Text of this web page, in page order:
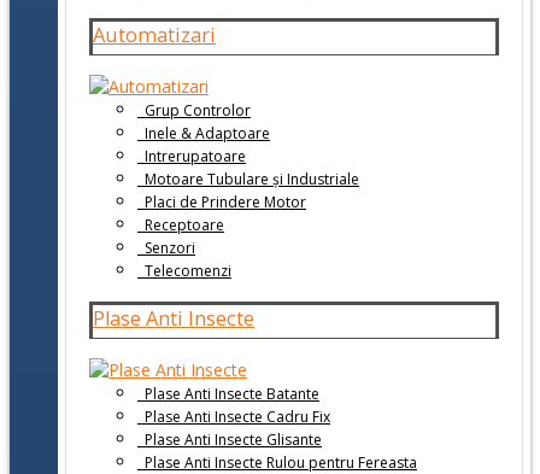
Automatizari
Grup Controlor
Inele & Adaptoare
Intrerupatoare
Motoare Tubulare și Industriale
Placi de Prindere Motor
Receptoare
Senzori
Telecomenzi
Plase Anti Insecte
Plase Anti Insecte Batante
Plase Anti Insecte Cadru Fix
Plase Anti Insecte Glisante
Plase Anti Insecte Rulou pentru Fereasta